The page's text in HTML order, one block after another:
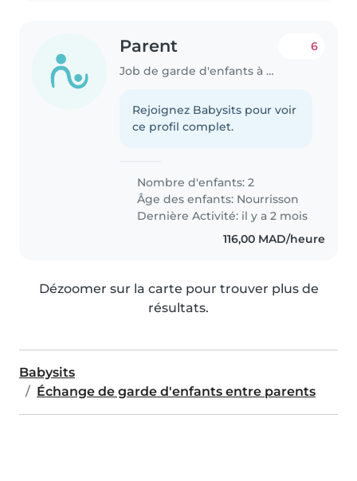
Parent
Job de garde d'enfants à Mohammédia
6
Rejoignez Babysits pour voir
ce profil complet.
Nombre d'enfants: 2
Âge des enfants: Nourrisson
Dernière Activité: il y a 2 mois
116,00 MAD/heure
Dézoomer sur la carte pour trouver plus de
résultats.
Babysits
Échange de garde d'enfants entre parents